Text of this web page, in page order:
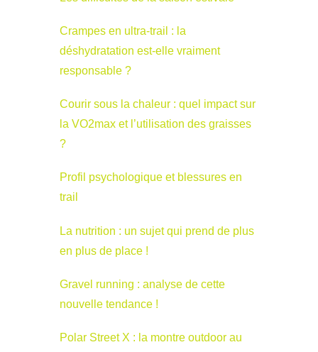
Crampes en ultra-trail : la
déshydratation est-elle vraiment
responsable ?
Courir sous la chaleur : quel impact sur
la VO2max et l’utilisation des graisses
?
Profil psychologique et blessures en
trail
La nutrition : un sujet qui prend de plus
en plus de place !
Gravel running : analyse de cette
nouvelle tendance !
Polar Street X : la montre outdoor au